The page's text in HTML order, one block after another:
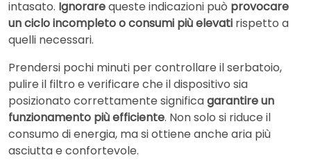
intasato. Ignorarequeste indicazioni può provocare
un ciclo incompleto o consumi più elevati rispetto a
quelli necessari.
Prendersi pochi minuti per controllare il serbatoio,
pulire il filtro e verificare che il dispositivo sia
posizionato correttamente significagarantire un
funzionamento più efficiente. Non solo si riduce il
consumo di energia, ma si ottiene anche aria più
asciutta e confortevole.